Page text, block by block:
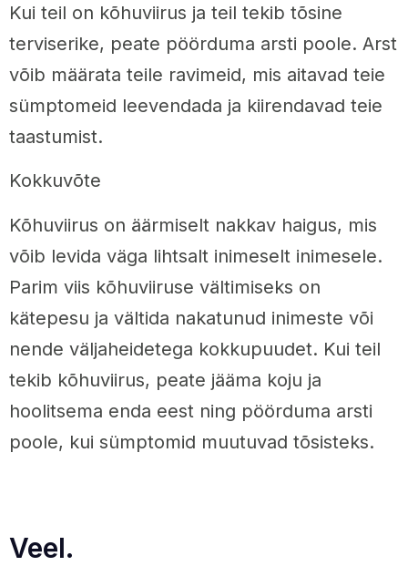
Kui teil on kõhuviirus ja teil tekib tõsine
terviserike, peate pöörduma arsti poole. Arst
võib määrata teile ravimeid, mis aitavad teie
sümptomeid leevendada ja kiirendavad teie
taastumist.
Kokkuvõte
Kõhuviirus on äärmiselt nakkav haigus, mis
võib levida väga lihtsalt inimeselt inimesele.
Parim viis kõhuviiruse vältimiseks on
kätepesu ja vältida nakatunud inimeste või
nende väljaheidetega kokkupuudet. Kui teil
tekib kõhuviirus, peate jääma koju ja
hoolitsema enda eest ning pöörduma arsti
poole, kui sümptomid muutuvad tõsisteks.
Veel.